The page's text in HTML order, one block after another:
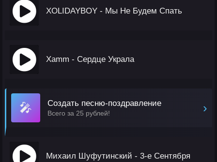
XOLIDAYBOY - Мы Не Будем Спать
Xamm - Сердце Украла
🎤 Создать песню-поздравление
Всего за 25 рублей! ›
Михаил Шуфутинский - 3-е Сентября